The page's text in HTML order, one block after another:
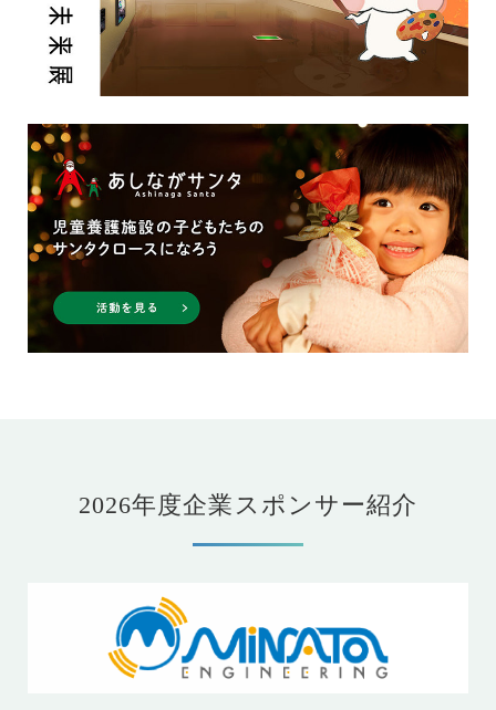
2026年度企業スポンサー紹介